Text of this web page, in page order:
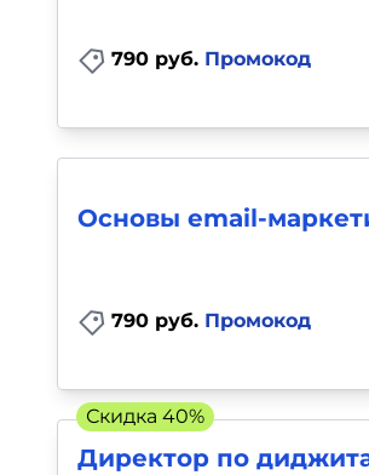
790 руб. Промокод
Основы email-
790 руб. Промокод
Директор по
Скидка 40%